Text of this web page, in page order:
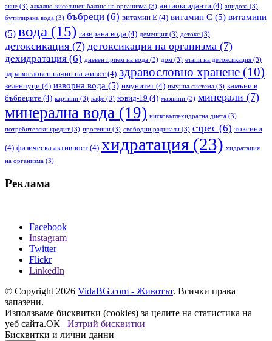
акне (3) алкално-киселинен баланс на организма (3) антиоксиданти (4) ацидоза (3)
бутилирана вода (3) бъбреци (6) витамин Е (4) витамин С (5) витамини
(5) вода (15) газирана вода (4) деменция (3) детокс (3)
детоксикация (7) детоксикация на организма (7)
дехидратация (6) дневен прием на вода (3) дом (3) етапи на детоксикация (3)
здравословен начин на живот (4) здравословно хранене (10)
зеленчуци (4) изворна вода (5) имунитет (4) имунна система (3) камъни в
бъбреците (4) картини (3) кафе (3) ковид-19 (4) мазнини (3) минерали (7)
минерална вода (19) нисковъглехидратна диета (3)
потребителски кредит (3) протеини (3) свободни радикали (3) стрес (6) токсини
(4) физическа активност (4) хидратация (23) хидратация
на организма (3)
Реклама
Facebook
Instagram
Twitter
Flickr
LinkedIn
© Copyright 2026 VidaBG.com - Животът. Всички права
запазени.
Използваме бисквитки (cookies) за целите на статистика на
уеб сайта.ОК
Изтрий бисквитки
Бисквитки и лични данни